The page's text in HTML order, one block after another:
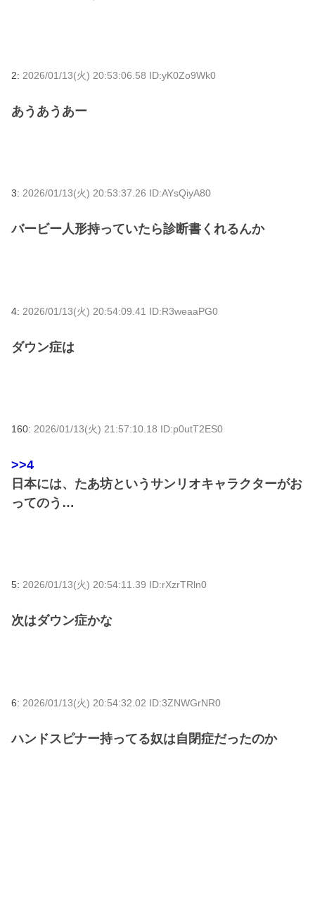
2: 2026/01/13(火) 20:53:06.58 ID:yK0Zo9Wk0
あうあうあー
3: 2026/01/13(火) 20:53:37.26 ID:AYsQiyA80
バービー人形持っていたら診断書くれるんか
4: 2026/01/13(火) 20:54:09.41 ID:R3weaaPG0
ダウン症は
160: 2026/01/13(火) 21:57:10.18 ID:p0utT2ES0
>>4
日本には、たあ坊というサンリオキャラクターがお
ってのう…
5: 2026/01/13(火) 20:54:11.39 ID:rXzrTRln0
次はダウン症かな
6: 2026/01/13(火) 20:54:32.02 ID:3ZNWGrNR0
ハンドスピナー持ってる奴は自閉症だったのか